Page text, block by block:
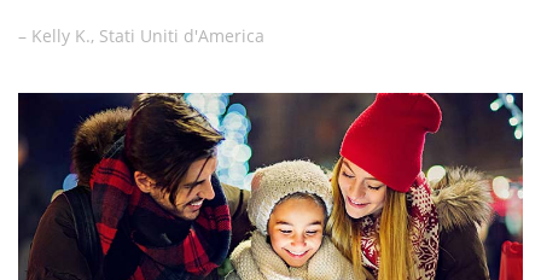
– Kelly K., Stati Uniti d'America